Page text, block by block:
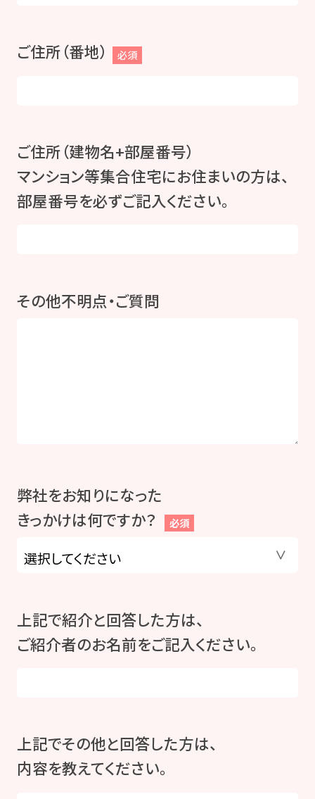
ご住所（番地） 必須
ご住所（建物名+部屋番号）
マンション等集合住宅にお住まいの方は、
部屋番号を必ずご記入ください。
その他不明点・ご質問
弊社をお知りになった
きっかけは何ですか？
必須
上記で紹介と回答した方は、
ご紹介者のお名前をご記入ください。
上記でその他と回答した方は、
内容を教えてください。